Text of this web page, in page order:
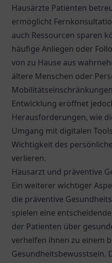
Hausärzte Patienten
ermöglicht
auch Ressourcen sparen
häufige Anliegen oder
von zu Hause aus
ältere Menschen oder
Entwicklung eröffnet
Herausforderungen, wie
Umgang mit digitalen
Wichtigkeit des
verlieren.
Hausarzt und präventive
Ein weiterer wichtiger
die präventive
spielen eine
der Patienten über
verhelfen ihnen zu einem
Gesundheitsbewusstsein.